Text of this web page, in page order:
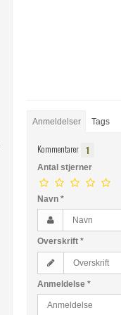
Anmeldelser Tags
Kommentarer 1
Antal stjerner
Navn*
Overskrift*
Anmeldelse*